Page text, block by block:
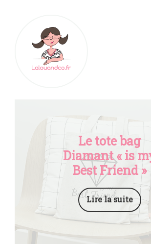
Aménager
Le tote bag
Diamant « is
Best Friend »
Lire la suite